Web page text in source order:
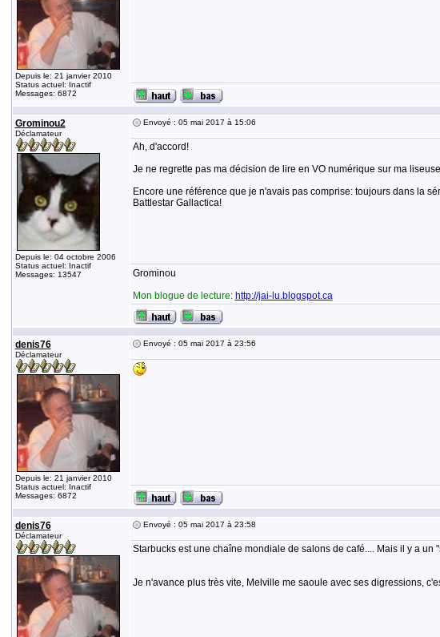
Depuis le: 21 janvier 2010
Status actuel: Inactif
Messages: 6872
Grominou2
Déclamateur
Depuis le: 04 octobre 2006
Status actuel: Inactif
Messages: 13547
Envoyé : 05 mai 2017 à 15:06
Ah, d'accord!
Je ne regrette pas ma décision de lire en VO numérique sur ma
Encore une référence que je n'avais pas comprise: toujours dans la
Battlestar Gallactica!
Grominou
Mon blogue de lecture: http://jai-lu.blogspot.ca
denis76
Déclamateur
Depuis le: 21 janvier 2010
Status actuel: Inactif
Messages: 6872
Envoyé : 05 mai 2017 à 23:56
denis76
Déclamateur
Envoyé : 05 mai 2017 à 23:58
Starbucks est une chaîne mondiale de salons de café.... Mais il y a un
Je n'avance plus très vite, Melville me saoule avec ses digressions,